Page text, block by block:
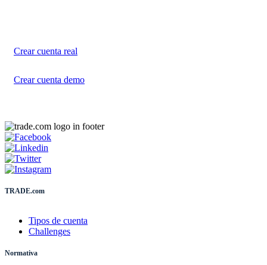
Crear cuenta real
Crear cuenta demo
TRADE.com
Tipos de cuenta
Challenges
Normativa